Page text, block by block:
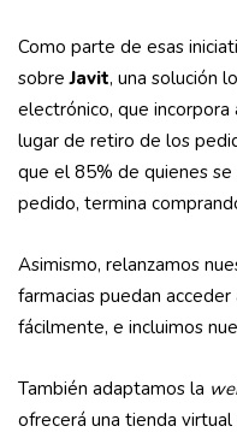
Como parte de esas
sobreJavit, una solución
electrónico, que incorpora
lugar de retiro de los
que el 85% de quienes se
pedido, termina
Asimismo, relanzamos
farmacias puedan
fácilmente, e incluimos
También adaptamos la
ofrecerá una tienda